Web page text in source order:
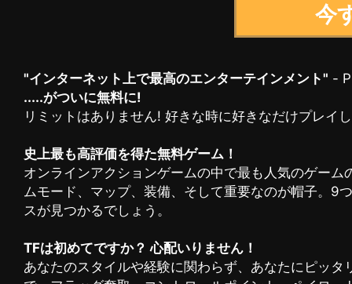
今
"インターネット上で最高のエンターテインメント" -
.....がついに無料に!
リミットはありません! 好きな時に好きなだけプレイ
史上最も高評価を得た無料ゲーム！
オンラインアクションゲームの中で最も人気のゲー
ムモード、マップ、装備、そして重要なのが帽子。9
スが見つかるでしょう。
TFは初めてですか？ 心配いりません！
あなたのスタイルや経験に関わらず、あなたにピッ